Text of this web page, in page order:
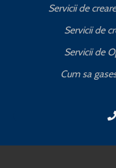
Servicii de
Servicii de
Servicii de
Cum sa